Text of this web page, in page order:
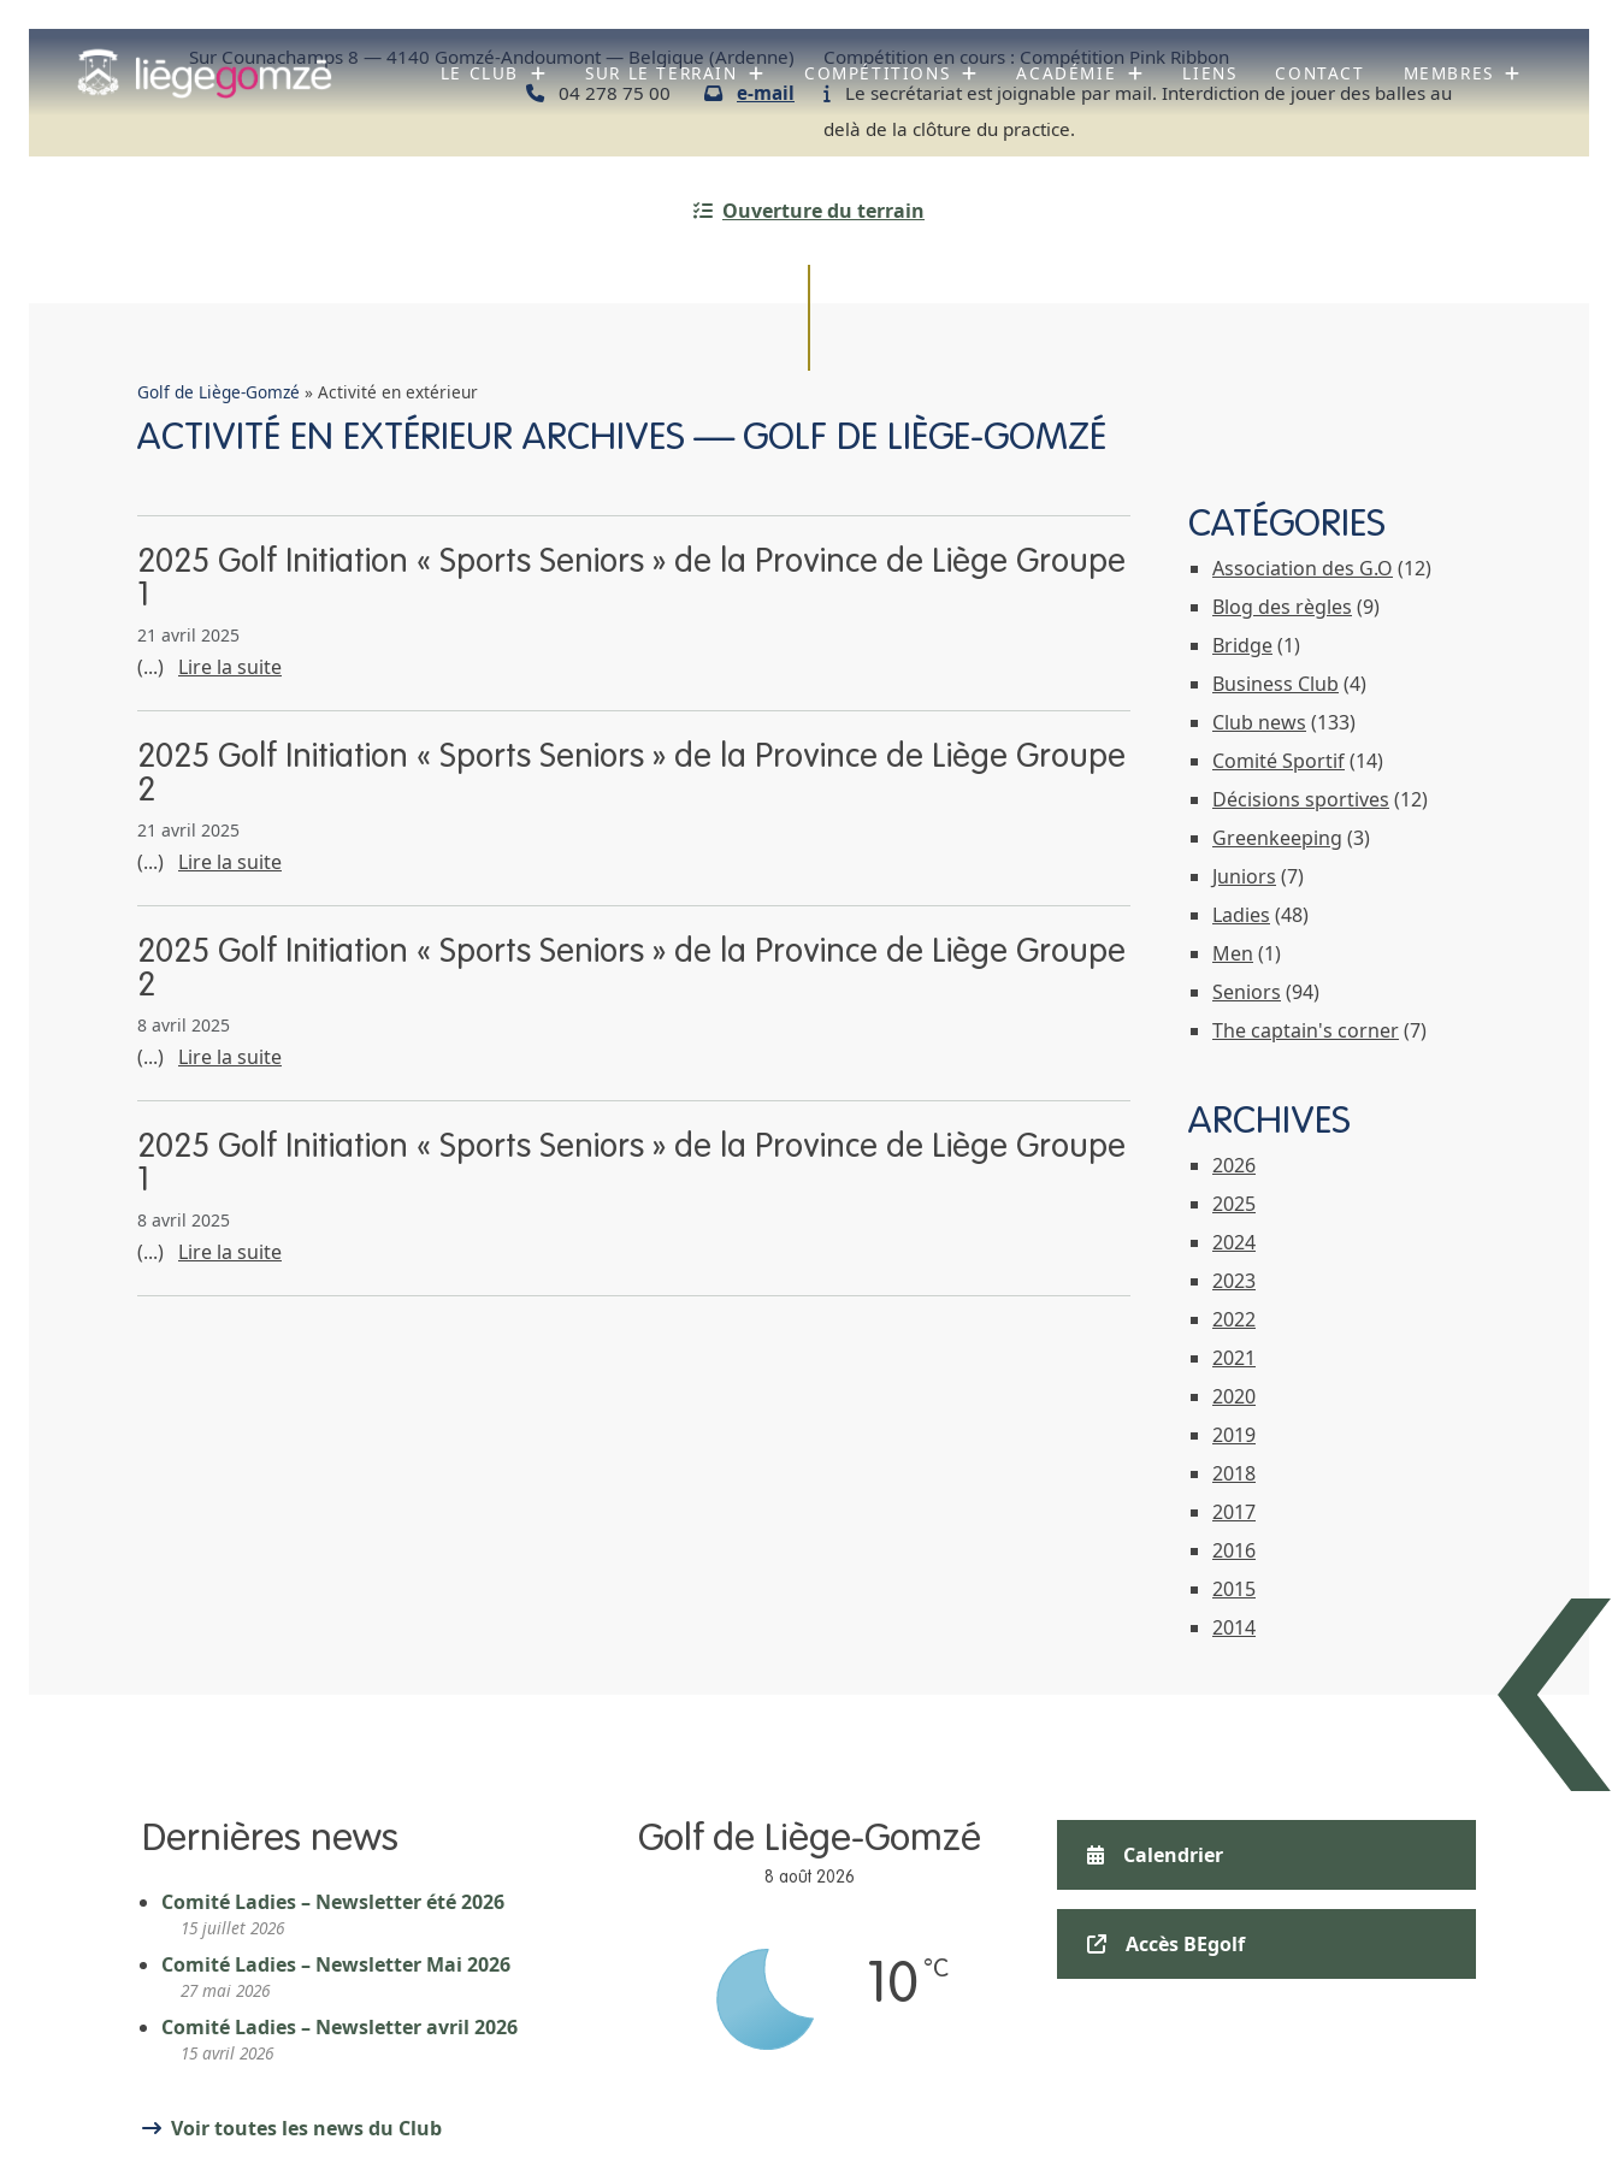
contenu
LE CLUB SUR LE TERRAIN COMPÉTITIONS ACADÉMIE LIENS CONTACT MEMBRES
Sur Counachamps 8 — 4140 Gomzé-Andoumont — Belgique (Ardenne)
04 278 75 00
e-mail
Compétition en cours :Compétition Pink Ribbon
Le secrétariat est joignable par mail. Interdiction de jouer des balles au
delà de la clôture du practice.
Ouverture du terrain
Golf de Liège-Gomzé » Activité en extérieur
ACTIVITÉ EN EXTÉRIEUR ARCHIVES — GOLF DE LIÈGE-GOMZÉ
2025 Golf Initiation « Sports Seniors » de la Province de Liège Groupe
1
21 avril 2025
(...) Lire la suite
2025 Golf Initiation « Sports Seniors » de la Province de Liège Groupe
2
21 avril 2025
(...) Lire la suite
2025 Golf Initiation « Sports Seniors » de la Province de Liège Groupe
2
8 avril 2025
(...) Lire la suite
2025 Golf Initiation « Sports Seniors » de la Province de Liège Groupe
1
8 avril 2025
(...) Lire la suite
CATÉGORIES
Association des G.O (12)
Blog des règles (9)
Bridge(1)
Business Club (4)
Club news (133)
Comité Sportif(14)
Décisions sportives (12)
Greenkeeping (3)
Juniors (7)
Ladies (48)
Men (1)
Seniors (94)
The captain's corner(7)
ARCHIVES
2026
2025
2024
2023
2022
2021
2020
2019
2018
2017
2016
2015
2014
Dernières news
Comité Ladies – Newsletter été 2026
15 juillet 2026
Comité Ladies – Newsletter Mai 2026
27 mai 2026
Comité Ladies – Newsletter avril 2026
15 avril 2026
Voir toutes les news du Club
Golf de Liège-Gomzé
8 août 2026
10 °C
Calendrier
Accès BEgolf